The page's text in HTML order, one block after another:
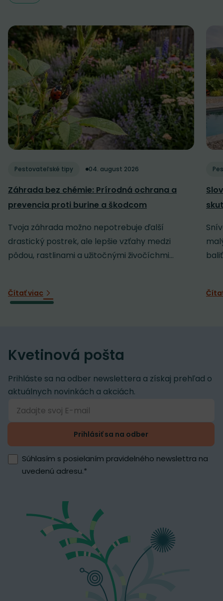
Pestovateľské tipy 04. august 2026
Záhrada bez chémie: Prírodná ochrana a
prevencia proti burine a škodcom
Tvoja záhrada možno nepotrebuje ďalší
drastický postrek, ale lepšie vzťahy medzi
pôdou, rastlinami a užitočnými živočíchmi...
Čítať viac
Kvetinová pošta
Prihláste sa na odber newslettera a získaj prehľad o
aktuálnych novinkách a akciách.
Prihlásiť sa na odber
Súhlasím s posielaním pravidelného newslettra na
uvedenú adresu.*